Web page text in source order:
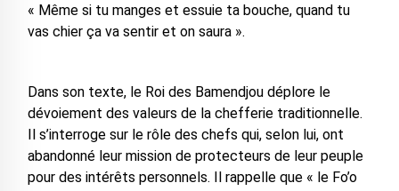
« Même si tu manges et essuie ta bouche, quand tu
vas chier ça va sentir et on saura ».
Dans son texte, le Roi des Bamendjou déplore le
dévoiement des valeurs de la chefferie traditionnelle.
Il s’interroge sur le rôle des chefs qui, selon lui, ont
abandonné leur mission de protecteurs de leur peuple
pour des intérêts personnels. Il rappelle que « le Fo’o